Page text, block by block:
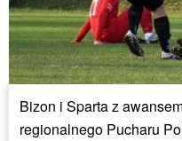
Bizon i Sparta z
regionalnego Pucharu